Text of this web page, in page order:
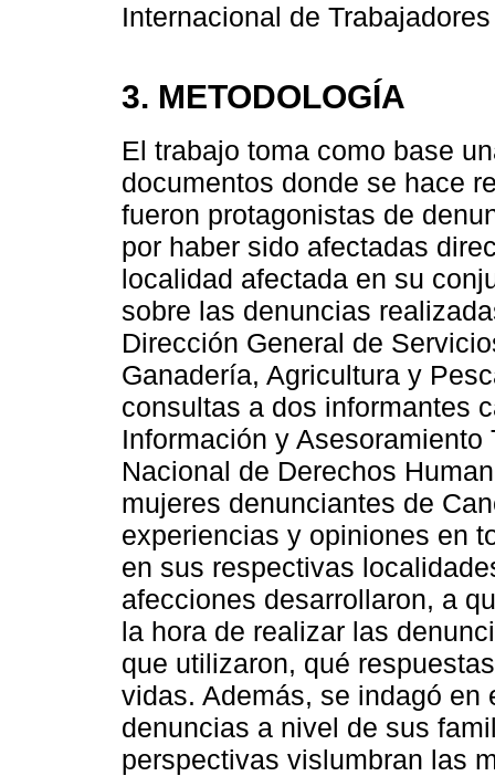
Internacional de
3. METODOLOGÍA
El trabajo toma como base
documentos donde se hace
fueron protagonistas de
por haber sido afectadas
localidad afectada en su
sobre las denuncias
Dirección General de
Ganadería, Agricultura y
consultas a dos informantes
Información y
Nacional de Derechos
mujeres denunciantes de
experiencias y opiniones en
en sus respectivas
afecciones desarrollaron, a
la hora de realizar las
que utilizaron, qué
vidas. Además, se indagó
denuncias a nivel de sus
perspectivas vislumbran las